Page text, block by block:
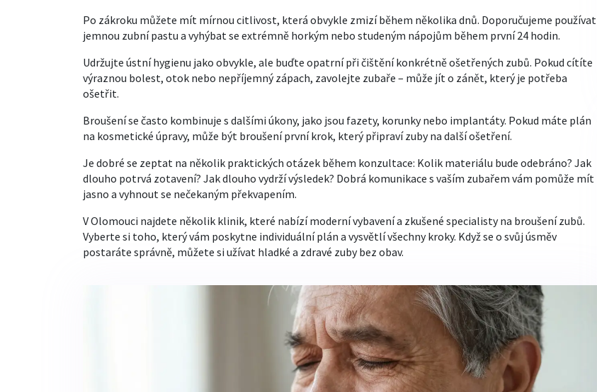
Po zákroku můžete mít mírnou citlivost, která obvykle zmizí během několika dnů. Doporučujeme používat
jemnou zubní pastu a vyhýbat se extrémně horkým nebo studeným nápojům během první 24 hodin.
Udržujte ústní hygienu jako obvykle, ale buďte opatrní při čištění konkrétně ošetřených zubů. Pokud cítíte
výraznou bolest, otok nebo nepříjemný zápach, zavolejte zubaře – může jít o zánět, který je potřeba
ošetřit.
Broušení se často kombinuje s dalšími úkony, jako jsou fazety, korunky nebo implantáty. Pokud máte plán
na kosmetické úpravy, může být broušení první krok, který připraví zuby na další ošetření.
Je dobré se zeptat na několik praktických otázek během konzultace: Kolik materiálu bude odebráno? Jak
dlouho potrvá zotavení? Jak dlouho vydrží výsledek? Dobrá komunikace s vaším zubařem vám pomůže mít
jasno a vyhnout se nečekaným překvapením.
V Olomouci najdete několik klinik, které nabízí moderní vybavení a zkušené specialisty na broušení zubů.
Vyberte si toho, který vám poskytne individuální plán a vysvětlí všechny kroky. Když se o svůj úsměv
postaráte správně, můžete si užívat hladké a zdravé zuby bez obav.